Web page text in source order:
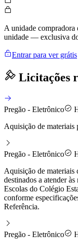
A unidade compradora
unidade — exclusiva
Entrar para ver grátis
Licitações
Pregão - Eletrônico
Aquisição de materiais
Pregão - Eletrônico
Aquisição de materiais
destinados a atender
Escolas do Colégio
conforme
Referência.
Pregão - Eletrônico